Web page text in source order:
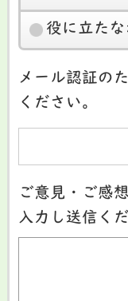
役に立たな
メール認証の
ください。
ご意見・ご感
入力し送信くだ